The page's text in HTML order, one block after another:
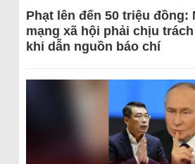
Phạt lên đến 50 triệu đồng:
mạng xã hội phải chịu
khi dẫn nguồn báo chí